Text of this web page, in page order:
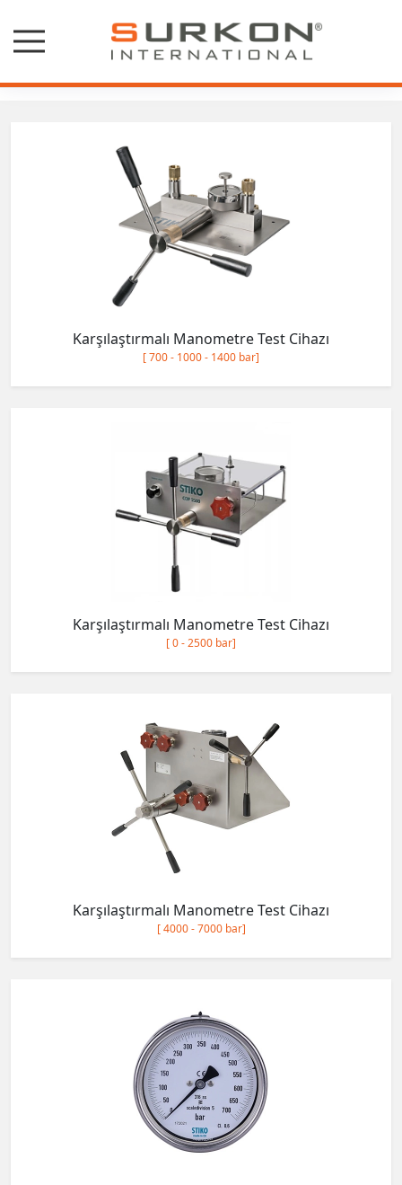
Karşılaştırmalı Manometre Test Cihazı
[ 700 - 1000 - 1400 bar]
Karşılaştırmalı Manometre Test Cihazı
[ 0 - 2500 bar]
Karşılaştırmalı Manometre Test Cihazı
[ 4000 - 7000 bar]